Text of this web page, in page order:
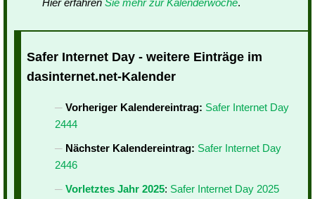
Hier erfahren Sie mehr zur Kalenderwoche.
Safer Internet Day - weitere Einträge im
dasinternet.net-Kalender
Vorheriger Kalendereintrag: Safer Internet Day
2444
Nächster Kalendereintrag: Safer Internet Day
2446
Vorletztes Jahr 2025: Safer Internet Day 2025